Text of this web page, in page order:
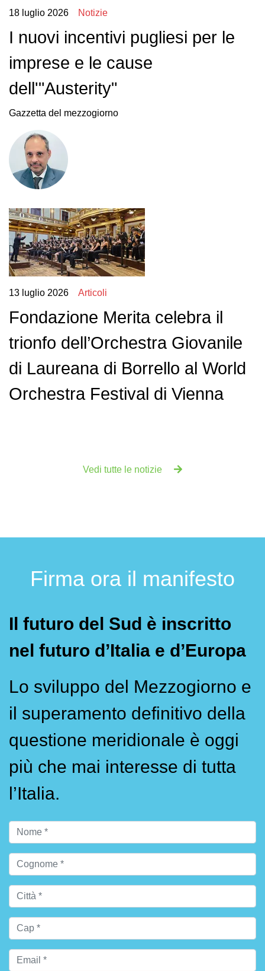
18 luglio 2026 Notizie
I nuovi incentivi pugliesi per le
imprese e le cause
dell'"Austerity"
Gazzetta del mezzogiorno
13 luglio 2026 Articoli
Fondazione Merita celebra il
trionfo dell’Orchestra Giovanile
di Laureana di Borrello al World
Orchestra Festival di Vienna
Vedi tutte le notizie
Firma ora il manifesto
Il futuro del Sud è inscritto
nel futuro d’Italia e d’Europa
Lo sviluppo del Mezzogiorno e
il superamento definitivo della
questione meridionale è oggi
più che mai interesse di tutta
l’Italia.